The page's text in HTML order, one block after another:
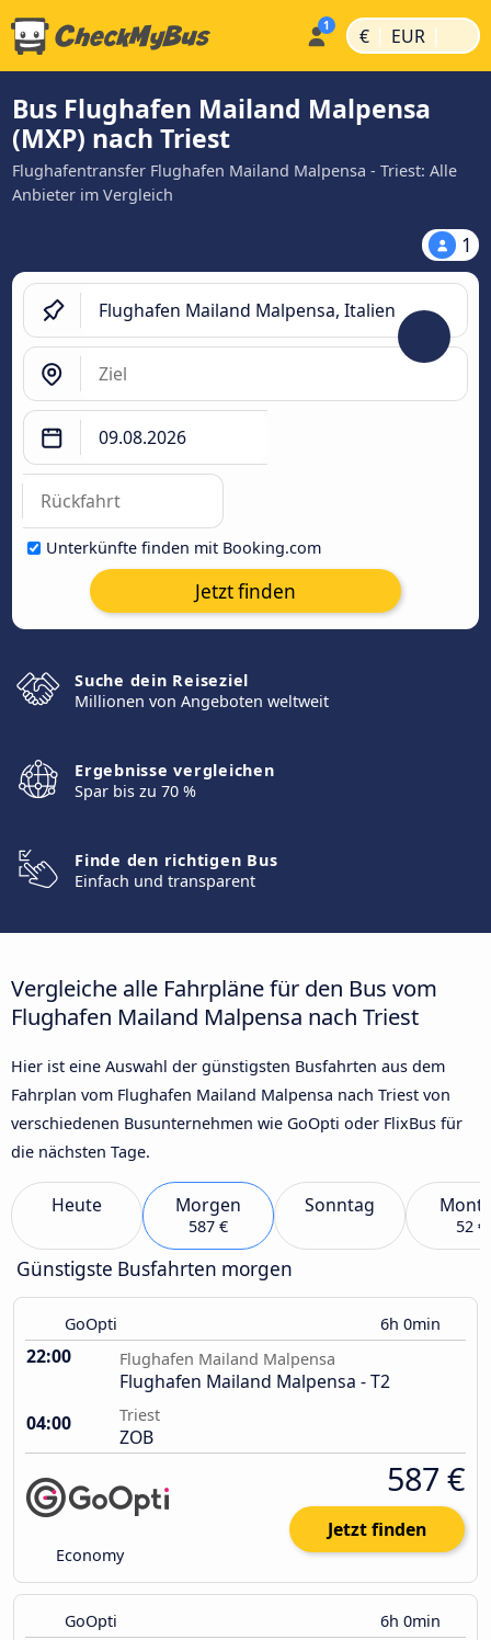
€ | EUR |
Bus Flughafen Mailand Malpensa
(MXP) nach Triest
Flughafentransfer Flughafen Mailand Malpensa - Triest: Alle
Anbieter im Vergleich
1
Unterkünfte finden mit Booking.com
Jetzt finden
Suche dein Reiseziel
Millionen von Angeboten weltweit
Ergebnisse vergleichen
Spar bis zu 70 %
Finde den richtigen Bus
Einfach und transparent
Vergleiche alle Fahrpläne für den Bus vom
Flughafen Mailand Malpensa nach Triest
Hier ist eine Auswahl der günstigsten Busfahrten aus dem
Fahrplan vom Flughafen Mailand Malpensa nach Triest von
verschiedenen Busunternehmen wie GoOpti oder FlixBus für
die nächsten Tage.
Heute Morgen
587 €
Sonntag
52 €
Günstigste Busfahrten morgen
GoOpti 6h 0min
22:00 Flughafen Mailand Malpensa
Flughafen Mailand Malpensa - T2
04:00
Triest
ZOB
Economy
587 €
Jetzt finden
GoOpti 6h 0min